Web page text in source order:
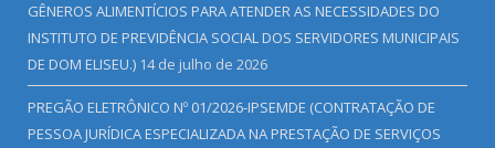
GÊNEROS ALIMENTÍCIOS PARA ATENDER AS NECESSIDADES DO
INSTITUTO DE PREVIDÊNCIA SOCIAL DOS SERVIDORES MUNICIPAIS
DE DOM ELISEU.) 14 de julho de 2026
PREGÃO ELETRÔNICO Nº 01/2026-IPSEMDE (CONTRATAÇÃO DE
PESSOA JURÍDICA ESPECIALIZADA NA PRESTAÇÃO DE SERVIÇOS